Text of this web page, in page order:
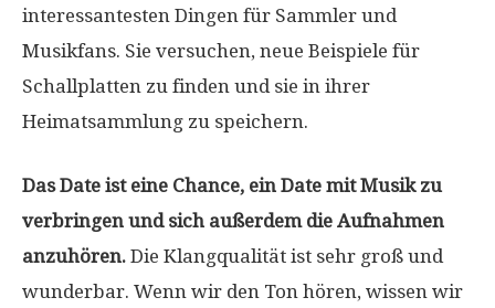
interessantesten Dingen für Sammler und
Musikfans. Sie versuchen, neue Beispiele für
Schallplatten zu finden und sie in ihrer
Heimatsammlung zu speichern.
Das Date ist eine Chance, ein Date mit Musik zu
verbringen und sich außerdem die Aufnahmen
anzuhören. Die Klangqualität ist sehr groß und
wunderbar. Wenn wir den Ton hören, wissen wir